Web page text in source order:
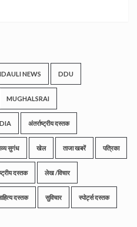
NEWS DDU
MUGHALSRAI
अंतर्राष्ट्रीय दस्तक
सुगंध खेल ताजा खबरें पत्रिका
दस्तक लेख /विचार
दस्तक सुविचार स्पोर्ट्स दस्तक